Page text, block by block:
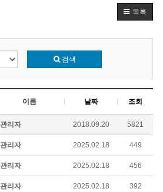
목록
검색
이름 날짜 조회
관리자 2018.09.20 5821
관리자 2025.02.18 449
관리자 2025.02.18 456
관리자 2025.02.18 392